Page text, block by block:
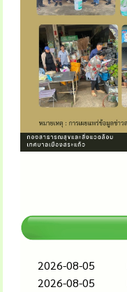
2026-08-05
2026-08-05